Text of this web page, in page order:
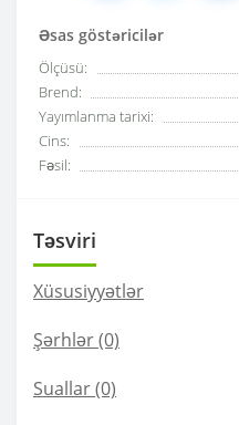
Əsas göstəricilər
Ölçüsü:
Brend:
Yayımlanma tarixi:
Cins:
Fəsil:
Təsviri
Xüsusiyyətlər
Şərhlər (0)
Suallar(0)